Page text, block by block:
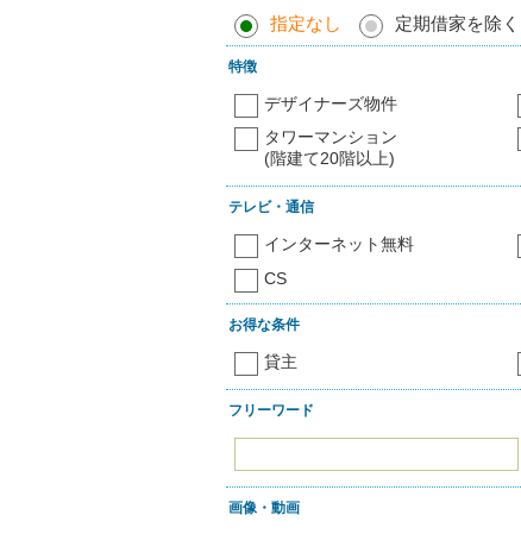
指定なし 定期借家を除く
特徴
デザイナーズ物件
タワーマンション
(階建て20階以上)
テレビ・通信
インターネット無料
CS
お得な条件
貸主
フリーワード
画像・動画